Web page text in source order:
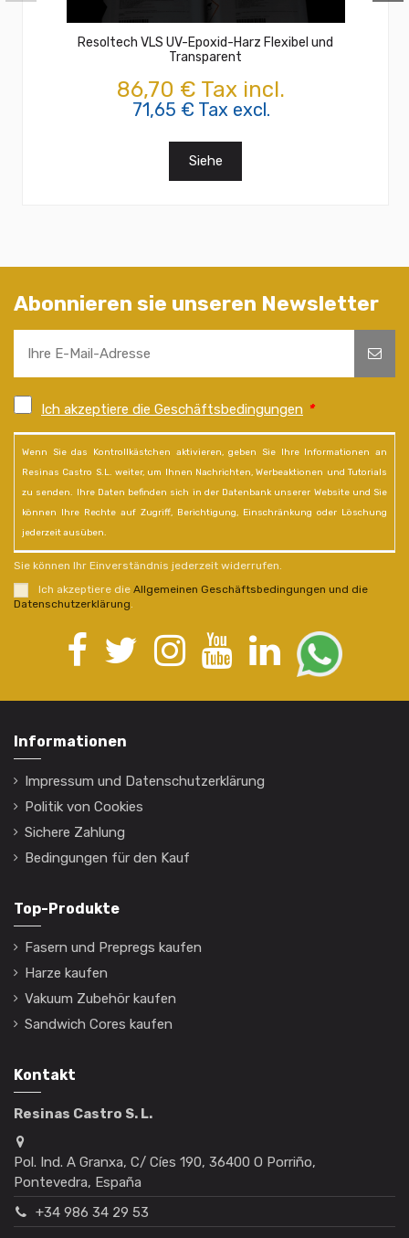
Resoltech VLS UV-Epoxid-Harz Flexibel und
Transparent
86,70 € Tax incl.
71,65 € Tax excl.
Siehe
Abonnieren sie unseren Newsletter
Ich akzeptiere die Geschäftsbedingungen *
Wenn Sie das Kontrollkästchen aktivieren, geben Sie Ihre Informationen an
Resinas Castro S.L. weiter, um Ihnen Nachrichten, Werbeaktionen und Tutorials
zu senden. Ihre Daten befinden sich in der Datenbank unserer Website und Sie
können Ihre Rechte auf Zugriff, Berichtigung, Einschränkung oder Löschung
jederzeit ausüben.
Sie können Ihr Einverständnis jederzeit widerrufen.
Ich akzeptiere die Allgemeinen Geschäftsbedingungen und die
Datenschutzerklärung.
Informationen
Impressum und Datenschutzerklärung
Politik von Cookies
Sichere Zahlung
Bedingungen für den Kauf
Top-Produkte
Fasern und Prepregs kaufen
Harze kaufen
Vakuum Zubehör kaufen
Sandwich Cores kaufen
Kontakt
Resinas Castro S. L.
Pol. Ind. A Granxa, C/ Cíes 190, 36400 O Porriño,
Pontevedra, España
+34 986 34 29 53